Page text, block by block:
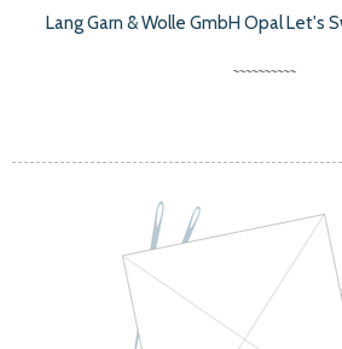
Lang Garn & Wolle GmbH Opal Let's